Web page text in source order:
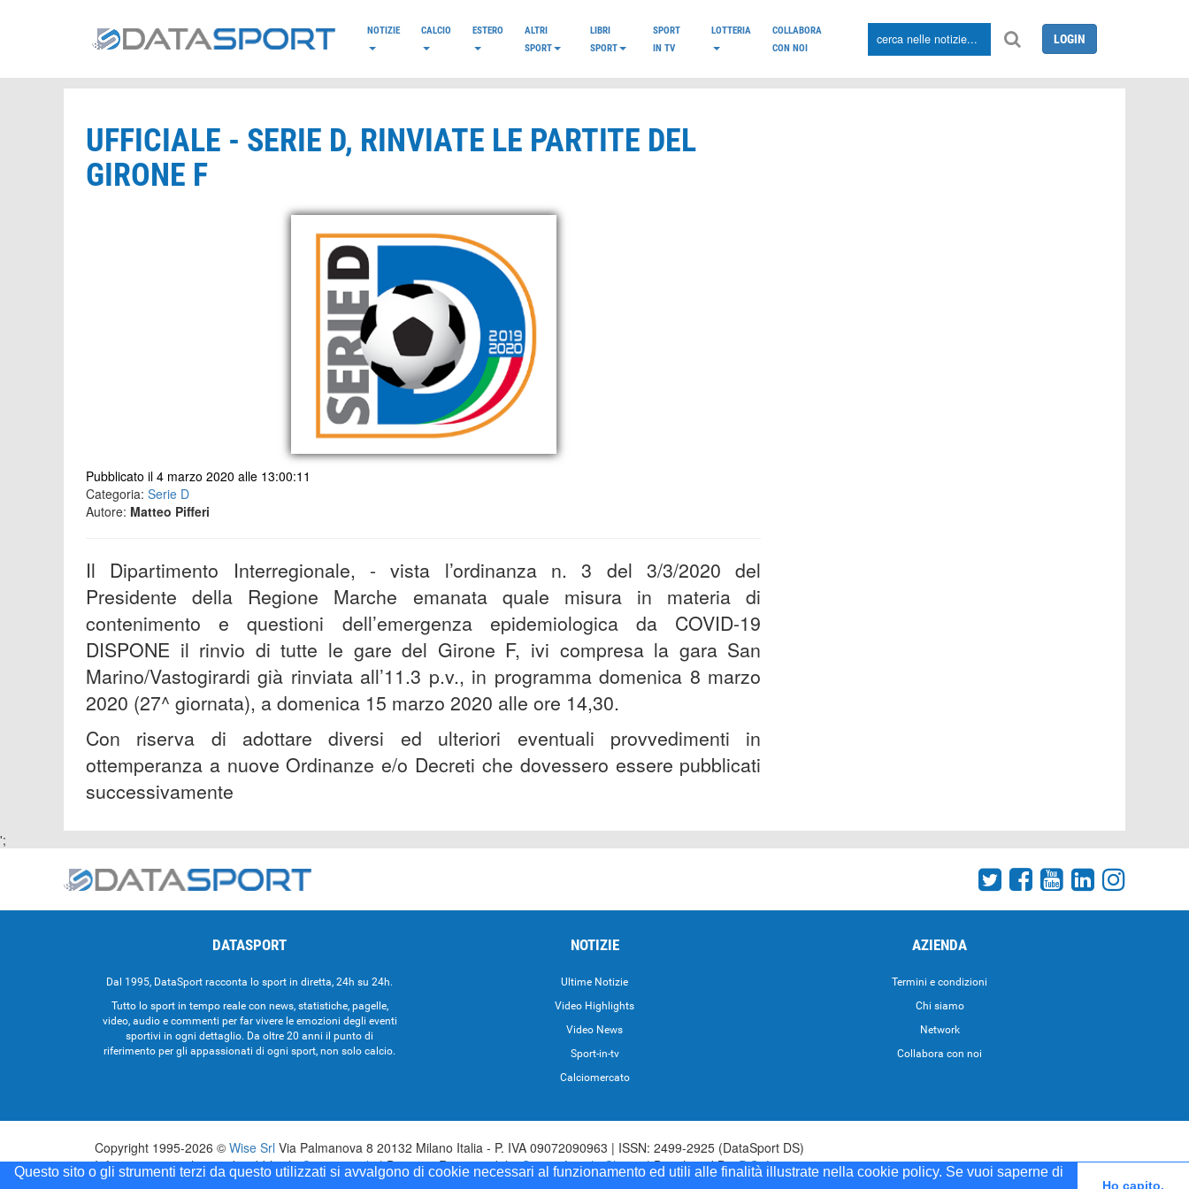
Questo sito o gli strumenti terzi da questo utilizzati si avvalgono di cookie necessari al funzionamento ed utili alle finalità illustrate nella cookie policy. Se vuoi saperne di
Ho capito.
NOTIZIE CALCIO ESTERO
ALTRI
SPORT
LIBRI
SPORT
SPORT
IN TV
LOTTERIA
COLLABORA
CON NOI
LOGIN
UFFICIALE - SERIE D, RINVIATE LE PARTITE DEL
GIRONE F
Pubblicato il 4 marzo 2020 alle 13:00:11
Categoria: Serie D
Autore: Matteo Pifferi
Il Dipartimento Interregionale, - vista l’ordinanza n. 3 del 3/3/2020 del
Presidente della Regione Marche emanata quale misura in materia di
contenimento e questioni dell’emergenza epidemiologica da COVID-19
DISPONE il rinvio di tutte le gare del Girone F, ivi compresa la gara San
Marino/Vastogirardi già rinviata all’11.3 p.v., in programma domenica 8 marzo
2020 (27^ giornata), a domenica 15 marzo 2020 alle ore 14,30.
Con riserva di adottare diversi ed ulteriori eventuali provvedimenti in
ottemperanza a nuove Ordinanze e/o Decreti che dovessero essere pubblicati
successivamente
';
DATASPORT
Dal 1995, DataSport racconta lo sport in diretta, 24h su 24h.
Tutto lo sport in tempo reale con news, statistiche, pagelle,
video, audio e commenti per far vivere le emozioni degli eventi
sportivi in ogni dettaglio. Da oltre 20 anni il punto di
riferimento per gli appassionati di ogni sport, non solo calcio.
NOTIZIE
Ultime Notizie
Video Highlights
Video News
Sport-in-tv
Calciomercato
AZIENDA
Termini e condizioni
Chi siamo
Network
Collabora con noi
Copyright 1995-2026 © Wise Srl Via Palmanova 8 20132 Milano Italia - P. IVA 09072090963 | ISSN: 2499-2925 (DataSport DS)
Informazioni e richieste di pubblicità:Commerciale| Direttore Responsabile:Sergio Angelo Chiesa| Developed By:P-Soft
Testata registrata presso il Tribunale di Milano: DataSport iscrizione n.173 del 30/03/1985 - www.datasport.it iscrizione n.255 del 20/04/2001